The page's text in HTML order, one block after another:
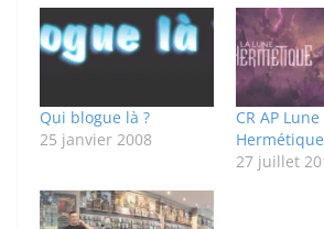
Qui blogue là ?
25 janvier 2008
CR AP Lune
Hermétique
27 juillet